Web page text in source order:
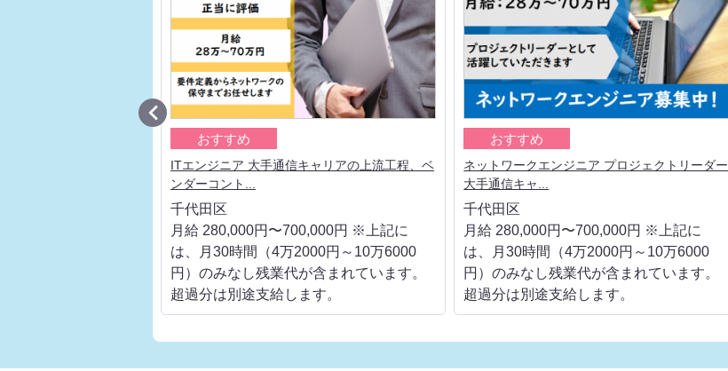
おすすめ
ITエンジニア 大手通信キャリアの上流工程、ベ
ンダーコント...
千代田区
月給 280,000円〜700,000円 ※上記に
は、月30時間（4万2000円～10万6000
円）のみなし残業代が含まれています。
超過分は別途支給します。
おすすめ
ネットワークエンジニア プロジェクトリーダー
大手通信キャ...
千代田区
月給 280,000円〜700,000円 ※上記に
は、月30時間（4万2000円～10万6000
円）のみなし残業代が含まれています。
超過分は別途支給します。
